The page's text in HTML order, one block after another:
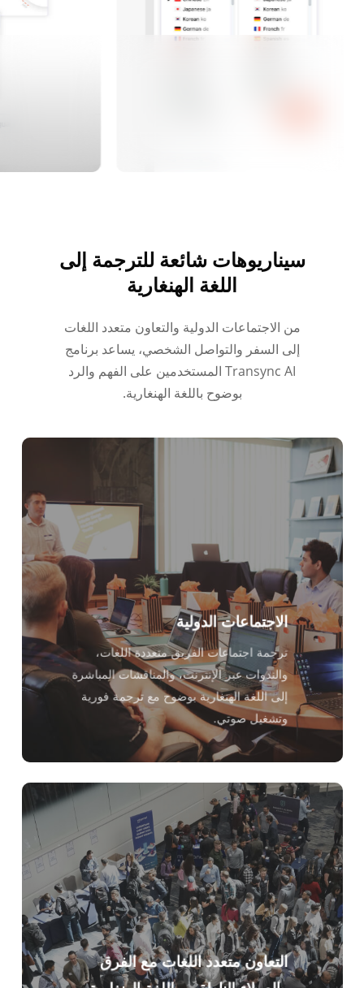
سيناريوهات شائعة للترجمة إلى
اللغة الهنغارية
من الاجتماعات الدولية والتعاون متعدد اللغات
إلى السفر والتواصل الشخصي، يساعد برنامج
Transync AI المستخدمين على الفهم والرد
بوضوح باللغة الهنغارية.
الاجتماعات الدولية
ترجمة اجتماعات الفريق متعددة اللغات،
والندوات عبر الإنترنت، والمناقشات المباشرة
إلى اللغة الهنغارية بوضوح مع ترجمة فورية
وتشغيل صوتي.
التعاون متعدد اللغات مع الفرق